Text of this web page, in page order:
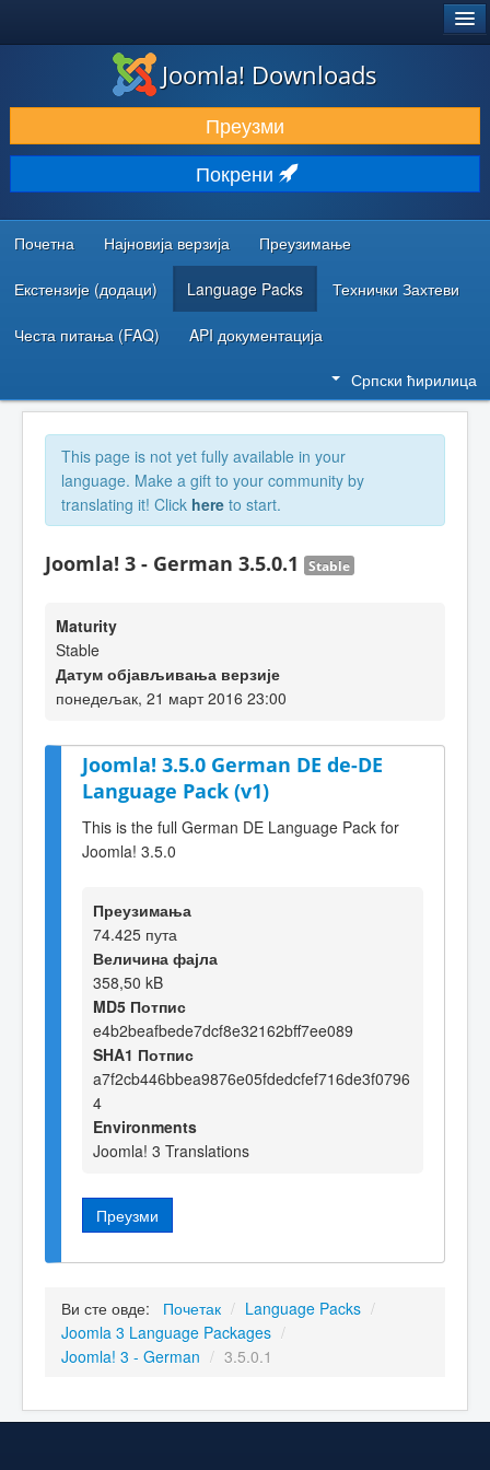
ПРЕУЗИМАЊЕ И ПРОШИРЕЊА (ЕКСТЕНЗИЈЕ)
ОТКРИЈТЕ И НАУЧИТЕ
ЗАЈЕДНИЦА И ПОДРШКА
РЕСУРСИ ЗА РАЗВОЈ
Joomla! Downloads
Преузми
Покрени
Почетна Најновија верзија Преузимање
Екстензије (додаци) Language Packs Технички Захтеви
Честа питања (FAQ) API документација
Српски ћирилица
This page is not yet fully available in your
language. Make a gift to your community by
translating it! Click here to start.
Joomla! 3 - German 3.5.0.1 Stable
Maturity
Stable
Датум објављивања верзије
понедељак, 21 март 2016 23:00
Joomla! 3.5.0 German DE de-DE
Language Pack (v1)
This is the full German DE Language Pack for
Joomla! 3.5.0
Преузимања
74.425 пута
Величина фајла
358,50 kB
MD5 Потпис
e4b2beafbede7dcf8e32162bff7ee089
SHA1 Потпис
a7f2cb446bbea9876e05fdedcfef716de3f0796
4
Environments
Joomla! 3 Translations
Преузми
Ви сте овде: Почетак / Language Packs /
Joomla 3 Language Packages /
Joomla! 3 - German / 3.5.0.1